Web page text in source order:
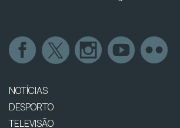
NOTÍCIAS
DESPORTO
TELEVISÃO